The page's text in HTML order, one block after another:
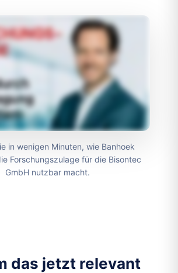
in wenigen Minuten, wie Banhoek
Forschungszulage für die Bisontec
GmbH nutzbar macht.
das jetzt relevant